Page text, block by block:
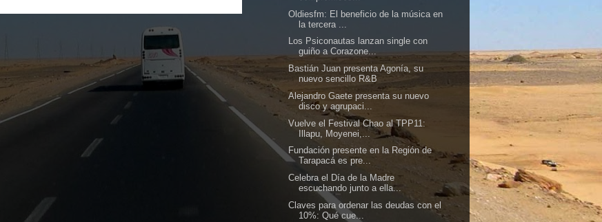
Oldiesfm: El beneficio de la música en
la tercera ...
Los Psiconautas lanzan single con
guiño a Corazone...
Bastián Juan presenta Agonía, su
nuevo sencillo R&B
Alejandro Gaete presenta su nuevo
disco y agrupaci...
Vuelve el Festival Chao al TPP11:
Illapu, Moyenei,...
Fundación presente en la Región de
Tarapacá es pre...
Celebra el Día de la Madre
escuchando junto a ella...
Claves para ordenar las deudas con el
10%: Qué cue...